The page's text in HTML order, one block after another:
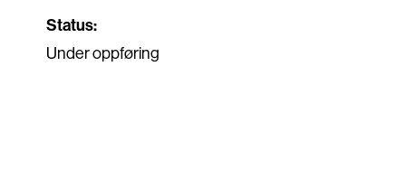
Status:
Under oppføring